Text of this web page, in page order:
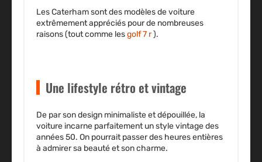
Les Caterham sont des modèles de voiture
extrêmementappréciés pour de nombreuses
raisons (tout comme lesgolf 7 r).
Une lifestyle rétro et vintage
De par son design minimaliste et dépouillée, la
voiture incarne parfaitement un style vintage des
années 50. On pourrait passer des heures entières
à admirer sa beauté et son charme.